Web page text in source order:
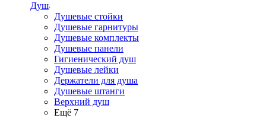
Душ
Душевые стойки
Душевые гарнитуры
Душевые комплекты
Душевые панели
Гигиенический душ
Душевые лейки
Держатели для душа
Душевые штанги
Верхний душ
Ещё 7